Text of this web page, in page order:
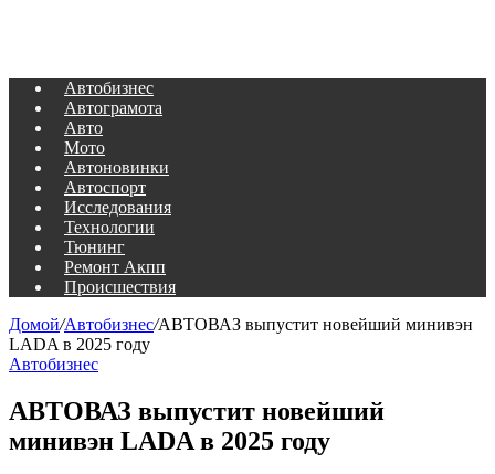
Автобизнес
Автограмота
Авто
Мото
Автоновинки
Автоспорт
Исследования
Технологии
Тюнинг
Ремонт Акпп
Происшествия
Домой/Автобизнес/АВТОВАЗ выпустит новейший минивэн
LADA в 2025 году
Автобизнес
АВТОВАЗ выпустит новейший
минивэн LADA в 2025 году